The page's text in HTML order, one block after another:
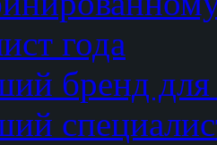
года
бренд